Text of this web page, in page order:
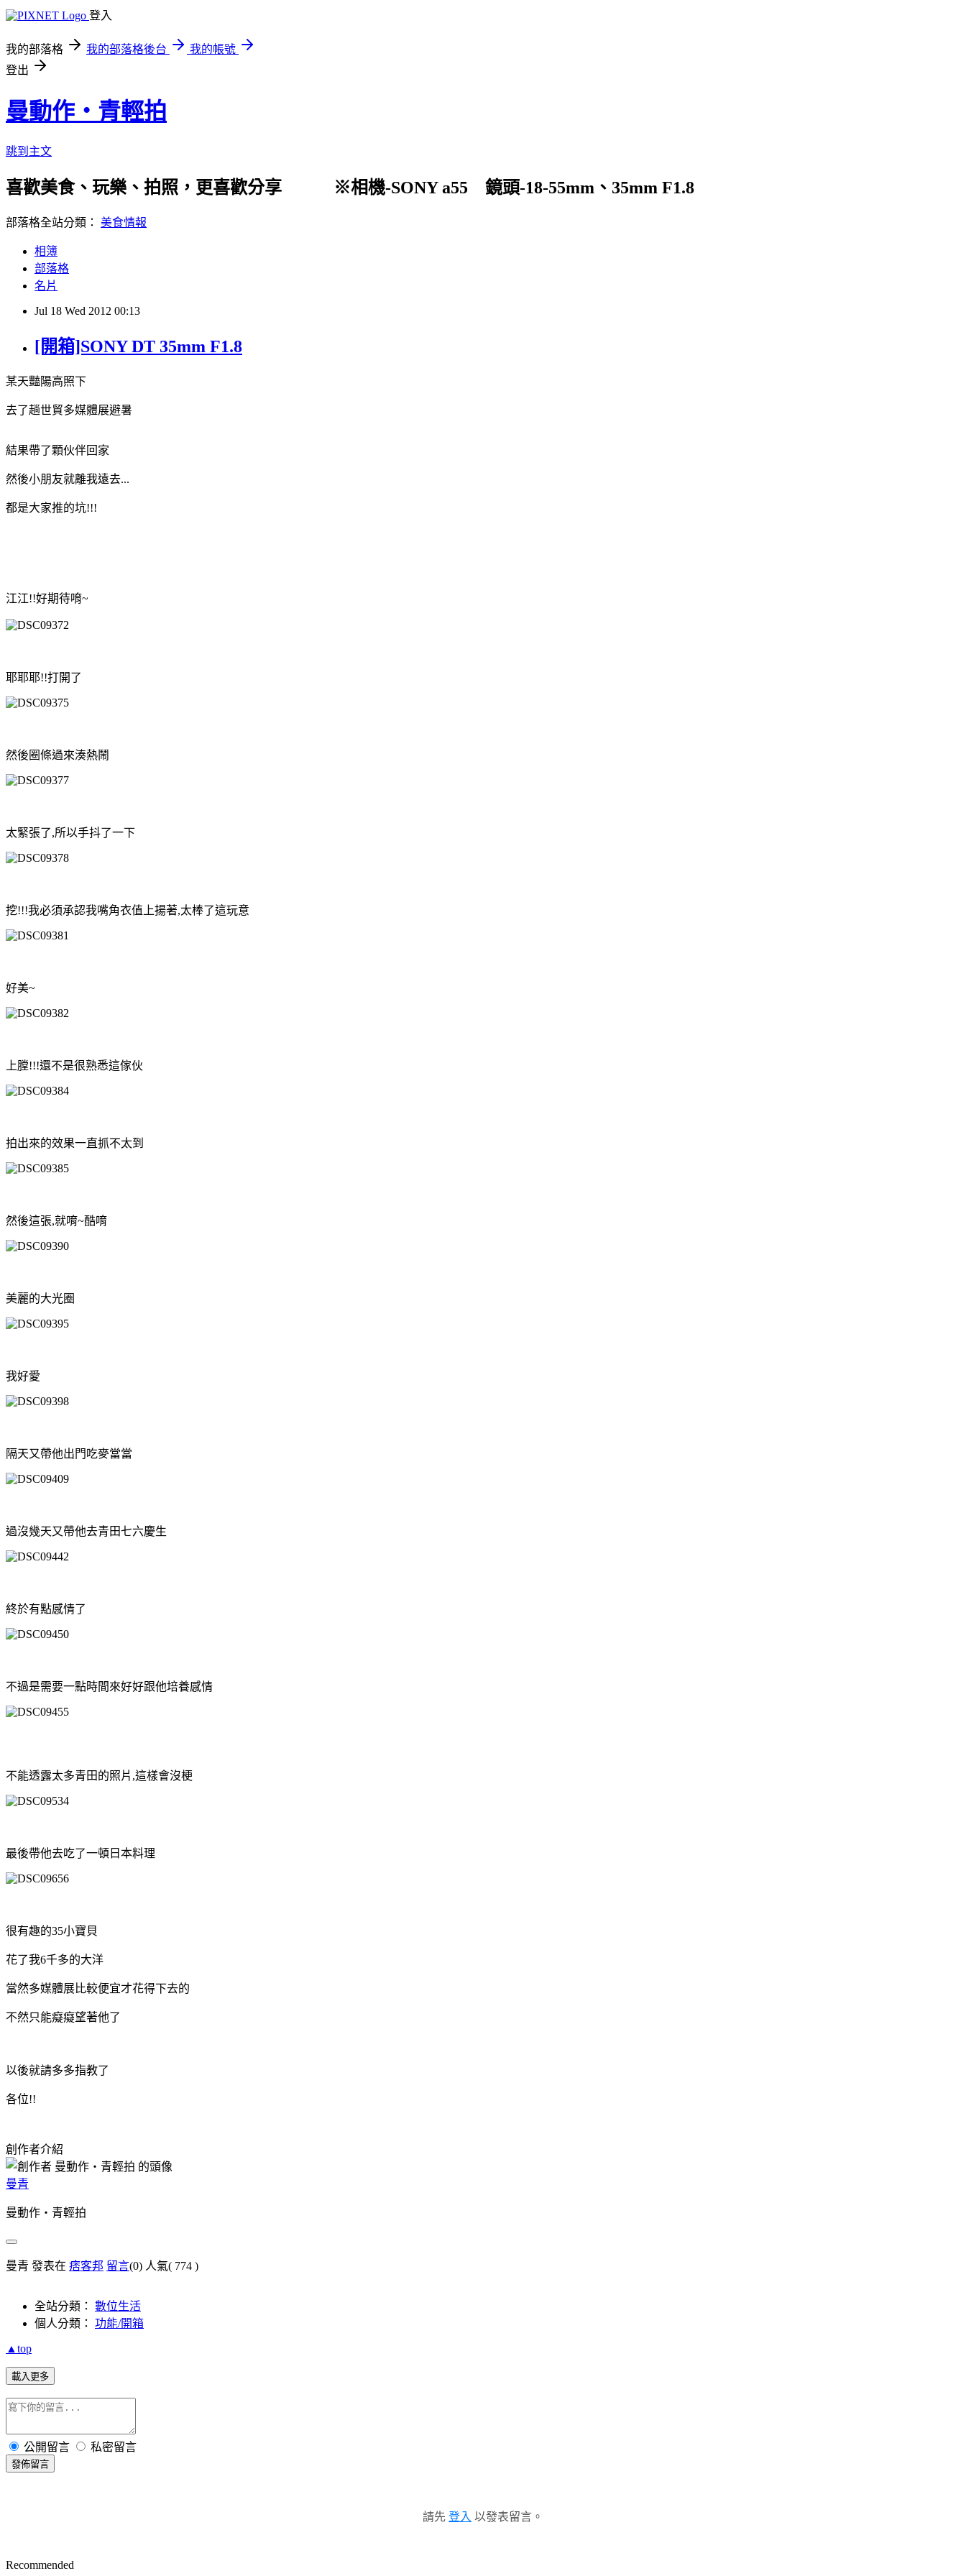
登入
我的部落格 我的部落格後台
我的帳號
登出
曼動作‧青輕拍
跳到主文
喜歡美食、玩樂、拍照，更喜歡分享 ※相機-SONY a55 鏡頭-18-55mm、35mm F1.8
部落格全站分類： 美食情報
相簿
部落格
名片
Jul 18 Wed 2012 00:13
[開箱]SONY DT 35mm F1.8
某天豔陽高照下
去了趟世貿多媒體展避暑
結果帶了顆伙伴回家
然後小朋友就離我遠去...
都是大家推的坑!!!
江江!!好期待唷~
耶耶耶!!打開了
然後圈條過來湊熱鬧
太緊張了,所以手抖了一下
挖!!!我必須承認我嘴角衣值上揚著,太棒了這玩意
好美~
上膛!!!還不是很熟悉這傢伙
拍出來的效果一直抓不太到
然後這張,就唷~酷唷
美麗的大光圈
我好愛
隔天又帶他出門吃麥當當
過沒幾天又帶他去青田七六慶生
終於有點感情了
不過是需要一點時間來好好跟他培養感情
不能透露太多青田的照片,這樣會沒梗
最後帶他去吃了一頓日本料理
很有趣的35小寶貝
花了我6千多的大洋
當然多媒體展比較便宜才花得下去的
不然只能癡癡望著他了
以後就請多多指教了
各位!!
創作者介紹
曼青
曼動作‧青輕拍
曼青 發表在 痞客邦 留言(0) 人氣( 774 )
全站分類： 數位生活
個人分類： 功能/開箱
▲top
載入更多
公開留言 私密留言
發佈留言
請先 登入 以發表留言。
Recommended